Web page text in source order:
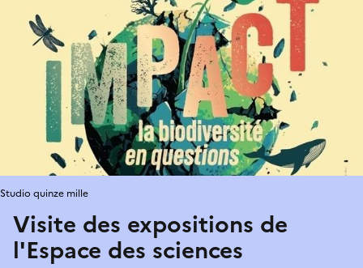
Visite des expositions de
l'Espace des sciences
Studio quinze mille